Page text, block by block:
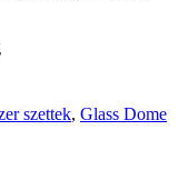
szettek, Glass Dome